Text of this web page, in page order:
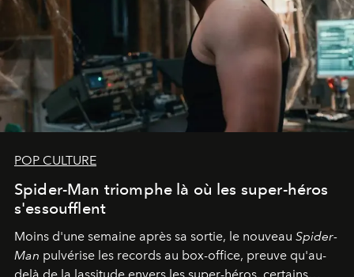
POP CULTURE
Spider-Man triomphe là où les super-héros
s'essoufflent
Moins d'une semaine après sa sortie, le nouveau Spider-
Man pulvérise les records au box-office, preuve qu'au-